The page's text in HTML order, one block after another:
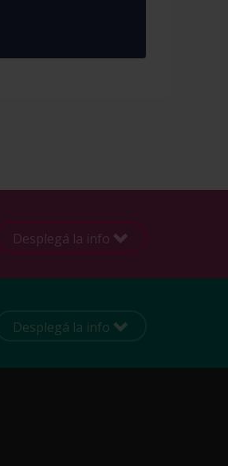
Desplegá la info
Desplegá la info